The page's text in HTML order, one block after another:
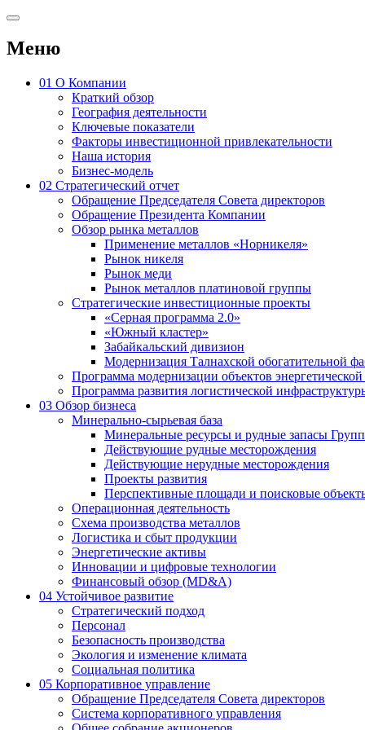
Меню
01 О Компании
Краткий обзор
География деятельности
Ключевые показатели
Факторы инвестиционной привлекательности
Наша история
Бизнес-модель
02 Стратегический отчет
Обращение Председателя Совета директоров
Обращение Президента Компании
Обзор рынка металлов
Применение металлов «Норникеля»
Рынок никеля
Рынок меди
Рынок металлов платиновой группы
Стратегические инвестиционные проекты
«Серная программа 2.0»
«Южный кластер»
Забайкальский дивизион
Модернизация Талнахской обогатительной
Программа модернизации объектов
Программа развития логистической
03 Обзор бизнеса
Минерально-сырьевая база
Минеральные ресурсы и рудные запасы
Действующие рудные месторождения
Действующие нерудные месторождения
Проекты развития
Перспективные площади и поисковые
Операционная деятельность
Схема производства металлов
Логистика и сбыт продукции
Энергетические активы
Инновации и цифровые технологии
Финансовый обзор (MD&A)
04 Устойчивое развитие
Стратегический подход
Персонал
Безопасность производства
Экология и изменение климата
Социальная политика
05 Корпоративное управление
Обращение Председателя Совета директоров
Система корпоративного управления